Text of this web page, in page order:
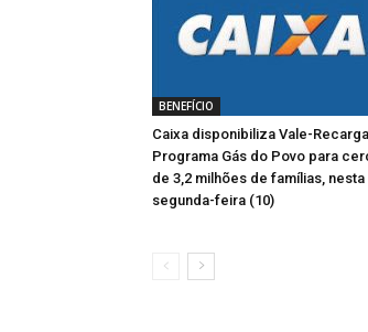
BENEFÍCIO
Caixa disponibiliza Vale-
Programa Gás do Povo para
de 3,2 milhões de famílias, nesta
segunda-feira (10)